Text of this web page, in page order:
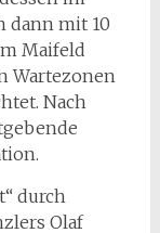
dann mit 10
Maifeld
Wartezonen
Nach
durch
Olaf